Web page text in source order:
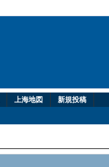
上海地図 新規投稿